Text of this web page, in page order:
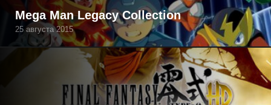
Mega Man Legacy Collection
25 августа 2015